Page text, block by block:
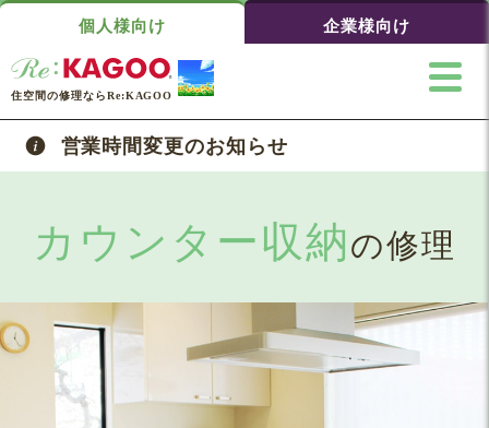
個人様向け 企業様向け
住空間の修理ならRe:KAGOO
営業時間変更のお知らせ
カウンター収納の修理